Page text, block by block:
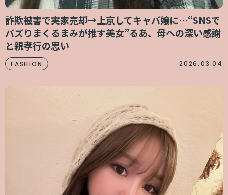
詐欺被害で実家売却→上京してキャバ嬢に…“SNSで
バズりまくるまみが推す美女”るあ、母への深い感謝
と親孝行の思い
FASHION 2026.03.04